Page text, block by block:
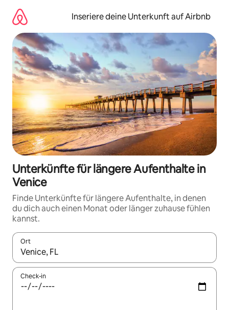
Inhalten
springen
Inseriere deine Unterkunft auf Airbnb
Unterkünfte für längere Aufenthalte in
Venice
Finde Unterkünfte für längere Aufenthalte, in denen
du dich auch einen Monat oder länger zuhause fühlen
kannst.
Ort
Wenn Ergebnisse verfügbar sind, navigiere mit den
Check-in